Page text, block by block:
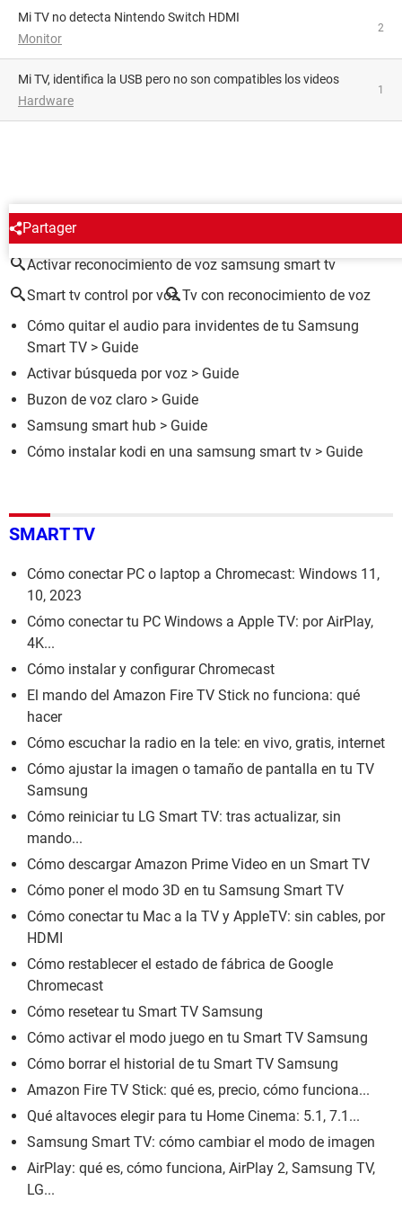
Mi TV no detecta Nintendo Switch HDMI
Monitor
2
Mi TV, identifica la USB pero no son compatibles los videos
Hardware
1
Partager
ALREDEDOR DEL MISMO TEMA
Activar reconocimiento de voz samsung smart tv
Smart tv control por voz Tv con reconocimiento de voz
Cómo quitar el audio para invidentes de tu Samsung
Smart TV > Guide
Activar búsqueda por voz > Guide
Buzon de voz claro > Guide
Samsung smart hub > Guide
Cómo instalar kodi en una samsung smart tv > Guide
SMART TV
Cómo conectar PC o laptop a Chromecast: Windows 11,
10, 2023
Cómo conectar tu PC Windows a Apple TV: por AirPlay,
4K...
Cómo instalar y configurar Chromecast
El mando del Amazon Fire TV Stick no funciona: qué
hacer
Cómo escuchar la radio en la tele: en vivo, gratis, internet
Cómo ajustar la imagen o tamaño de pantalla en tu TV
Samsung
Cómo reiniciar tu LG Smart TV: tras actualizar, sin
mando...
Cómo descargar Amazon Prime Video en un Smart TV
Cómo poner el modo 3D en tu Samsung Smart TV
Cómo conectar tu Mac a la TV y AppleTV: sin cables, por
HDMI
Cómo restablecer el estado de fábrica de Google
Chromecast
Cómo resetear tu Smart TV Samsung
Cómo activar el modo juego en tu Smart TV Samsung
Cómo borrar el historial de tu Smart TV Samsung
Amazon Fire TV Stick: qué es, precio, cómo funciona...
Qué altavoces elegir para tu Home Cinema: 5.1, 7.1...
Samsung Smart TV: cómo cambiar el modo de imagen
AirPlay: qué es, cómo funciona, AirPlay 2, Samsung TV,
LG...